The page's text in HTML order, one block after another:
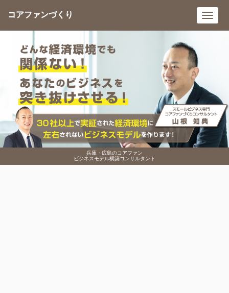
兵庫・広島のコアファン
ビジネスモデル構築コンサルタント
コアファンづくり